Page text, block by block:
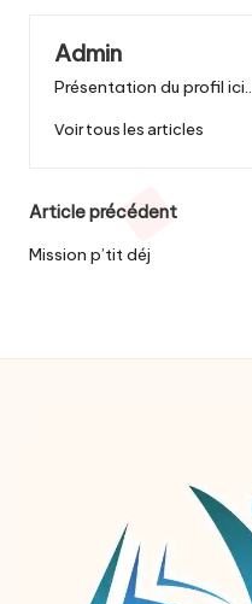
Admin
Présentation du profil ici..
Voir tous les articles
Post
navigation
Article précédent
Mission p’tit déj